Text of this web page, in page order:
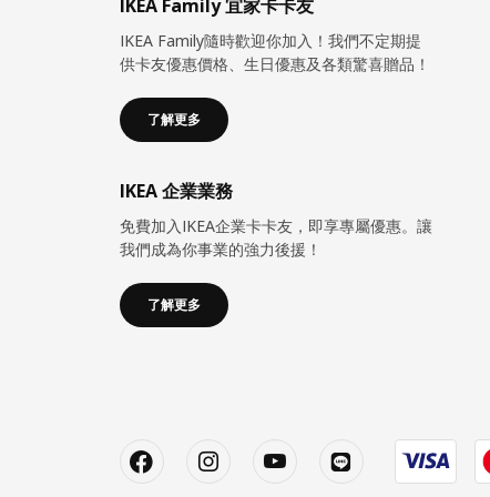
IKEA Family 宜家卡卡友
IKEA Family隨時歡迎你加入！我們不定期提
供卡友優惠價格、生日優惠及各類驚喜贈品！
了解更多
IKEA 企業業務
免費加入IKEA企業卡卡友，即享專屬優惠。讓
我們成為你事業的強力後援！
了解更多